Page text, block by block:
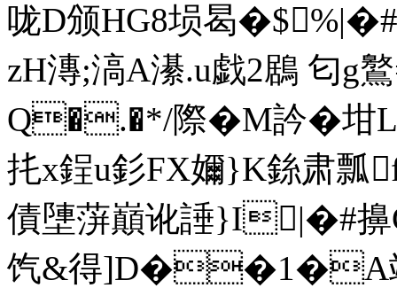
咙D颁HG8埙曷�$%|�#
zH漙;滈A濝.u戯2鶋 匂 g
Q�.�*/際�M訡�
扥x鋥u釤FX嬭}K銯肃
債塦蓱巔讹諈}I|�#
饩&得]D��1�A